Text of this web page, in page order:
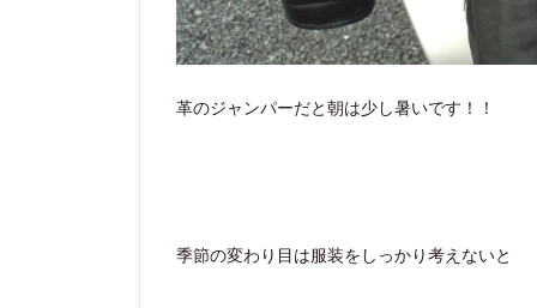
革のジャンパーだと朝は少し暑いです！！
季節の変わり目は服装をしっかり考えないと